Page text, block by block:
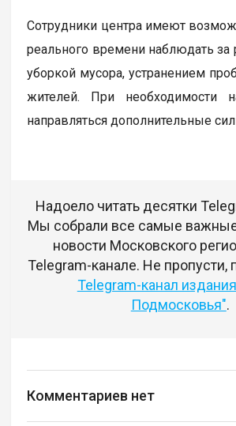
Сотрудники центра имеют
реального времени наблюдать за
уборкой мусора, устранением
жителей. При необходимости
направляться дополнительные
Надоело читать десятки
Мы собрали все самые
новости Московского
Telegram-канале. Не пропусти,
Telegram-канал
Подмосковья".
Комментариев нет